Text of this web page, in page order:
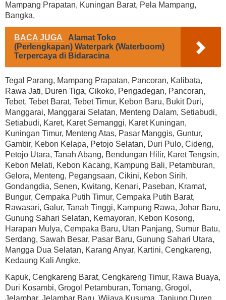
Mampang Prapatan, Kuningan Barat, Pela Mampang,
Bangka,
BACA JUGA
Alamat Toko
(Perlengkapan) Waterpark (Waterboom)
Terpercaya di Bidaracina
Tegal Parang, Mampang Prapatan, Pancoran, Kalibata,
Rawa Jati, Duren Tiga, Cikoko, Pengadegan, Pancoran,
Tebet, Tebet Barat, Tebet Timur, Kebon Baru, Bukit Duri,
Manggarai, Manggarai Selatan, Menteng Dalam, Setiabudi,
Setiabudi, Karet, Karet Semanggi, Karet Kuningan,
Kuningan Timur, Menteng Atas, Pasar Manggis, Guntur,
Gambir, Kebon Kelapa, Petojo Selatan, Duri Pulo, Cideng,
Petojo Utara, Tanah Abang, Bendungan Hilir, Karet Tengsin,
Kebon Melati, Kebon Kacang, Kampung Bali, Petamburan,
Gelora, Menteng, Pegangsaan, Cikini, Kebon Sirih,
Gondangdia, Senen, Kwitang, Kenari, Paseban, Kramat,
Bungur, Cempaka Putih Timur, Cempaka Putih Barat,
Rawasari, Galur, Tanah Tinggi, Kampung Rawa, Johar Baru,
Gunung Sahari Selatan, Kemayoran, Kebon Kosong,
Harapan Mulya, Cempaka Baru, Utan Panjang, Sumur Batu,
Serdang, Sawah Besar, Pasar Baru, Gunung Sahari Utara,
Mangga Dua Selatan, Karang Anyar, Kartini, Cengkareng,
Kedaung Kali Angke,
Kapuk, Cengkareng Barat, Cengkareng Timur, Rawa Buaya,
Duri Kosambi, Grogol Petamburan, Tomang, Grogol,
Jelambar, Jelambar Baru, Wijaya Kusuma, Tanjung Duren